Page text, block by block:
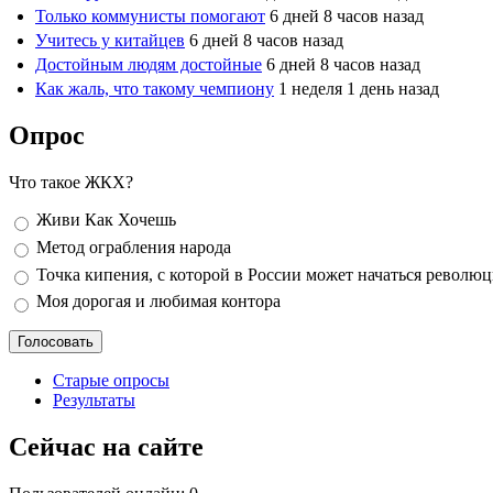
Только коммунисты помогают 6 дней 8 часов назад
Учитесь у китайцев 6 дней 8 часов назад
Достойным людям достойные 6 дней 8 часов назад
Как жаль, что такому чемпиону 1 неделя 1 день назад
Опрос
Что такое ЖКХ?
Варианты
Живи Как Хочешь
Метод ограбления народа
Точка кипения, с которой в России может начаться
Моя дорогая и любимая контора
Старые опросы
Результаты
Сейчас на сайте